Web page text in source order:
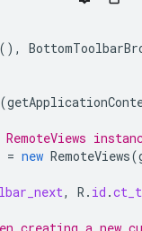
(),
(
= new RemoteViews(
, R . id .
creating a new